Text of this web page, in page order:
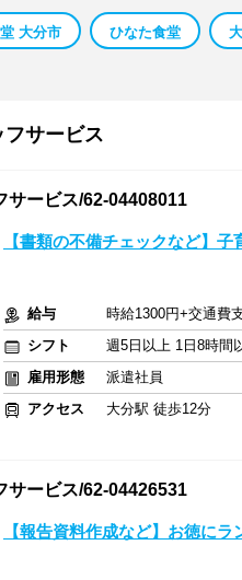
大分市 ひなた食堂
サービス
サービス/62-04408011
【書類の不備チェックなど】
給与
時給1300円+交通費
シフト
週5日以上 1日8時間
雇用形態
派遣社員
アクセス
大分駅 徒歩12分
サービス/62-04426531
【報告資料作成など】お徳に